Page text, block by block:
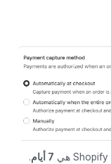
7 أيام
.